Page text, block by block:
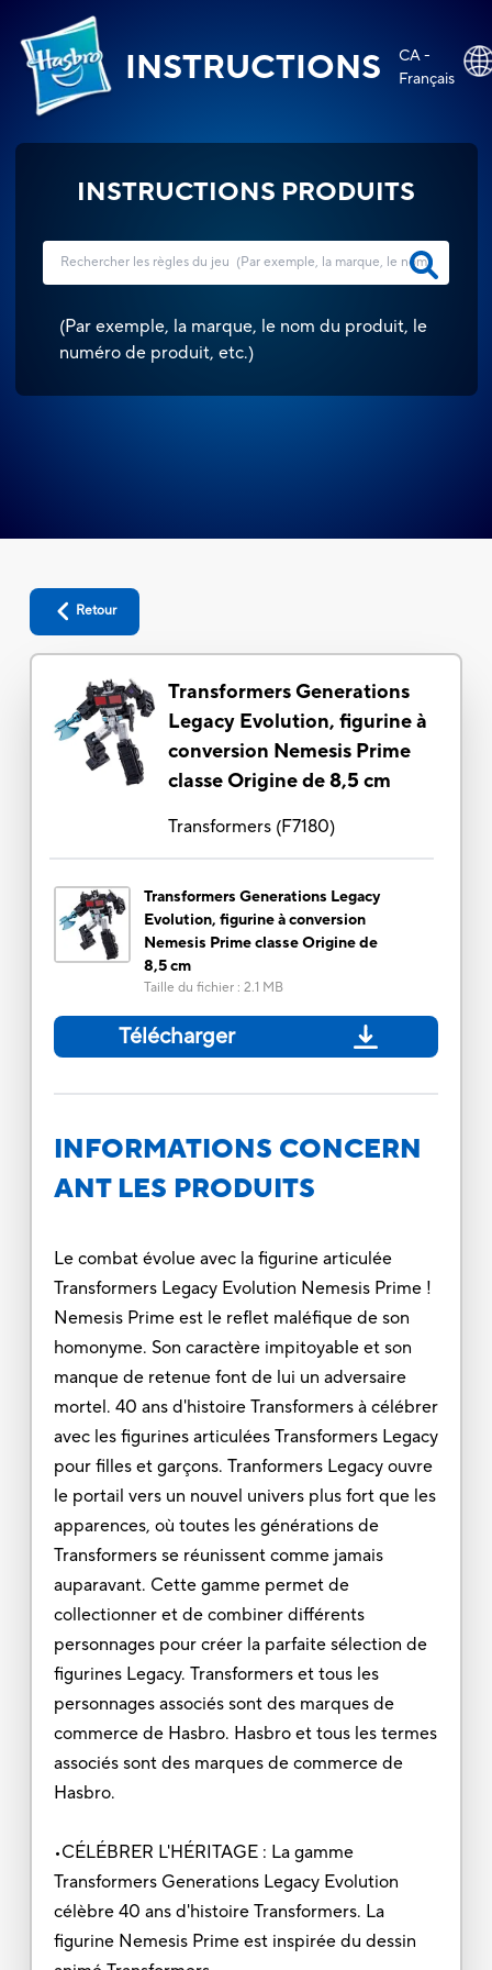
INSTRUCTIONS
CA -
Français
INSTRUCTIONS PRODUITS
(Par exemple, la marque, le nom du produit, le
numéro de produit, etc.)
Retour
Transformers Generations
Legacy Evolution, figurine à
conversion Nemesis Prime
classe Origine de 8,5 cm
Transformers(F7180)
Transformers Generations Legacy
Evolution, figurine à conversion
Nemesis Prime classe Origine de
8,5 cm
Taille du fichier: 2.1 MB
Télécharger
INFORMATIONS CONCERN
ANT LES PRODUITS
Le combat évolue avec la figurine articulée
Transformers Legacy Evolution Nemesis Prime !
Nemesis Prime est le reflet maléfique de son
homonyme. Son caractère impitoyable et son
manque de retenue font de lui un adversaire
mortel. 40 ans d'histoire Transformers à célébrer
avec les figurines articulées Transformers Legacy
pour filles et garçons. Tranformers Legacy ouvre
le portail vers un nouvel univers plus fort que les
apparences, où toutes les générations de
Transformers se réunissent comme jamais
auparavant. Cette gamme permet de
collectionner et de combiner différents
personnages pour créer la parfaite sélection de
figurines Legacy. Transformers et tous les
personnages associés sont des marques de
commerce de Hasbro. Hasbro et tous les termes
associés sont des marques de commerce de
Hasbro.
•CÉLÉBRER L'HÉRITAGE : La gamme
Transformers Generations Legacy Evolution
célèbre 40 ans d'histoire Transformers. La
figurine Nemesis Prime est inspirée du dessin